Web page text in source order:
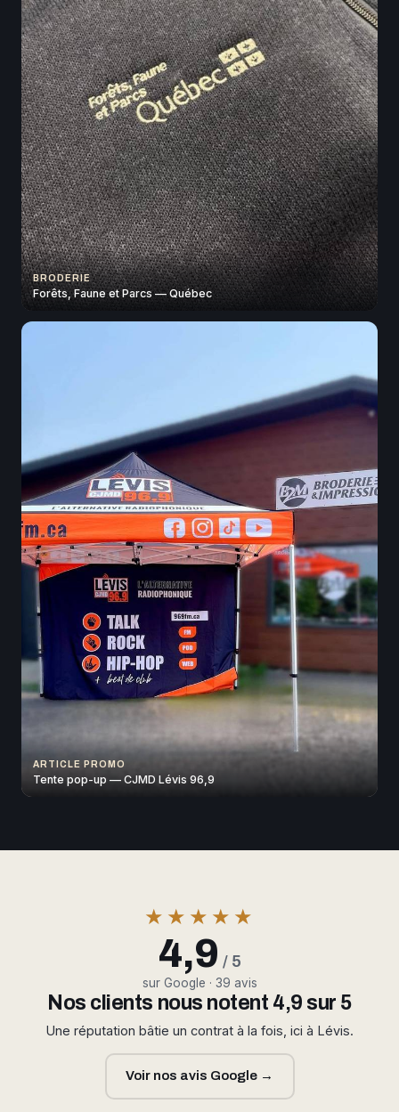
BRODERIE
Forêts, Faune et Parcs — Québec
ARTICLE PROMO
Tente pop-up — CJMD Lévis 96,9
★★★★★
4,9 / 5
sur Google · 39 avis
Nos clients nous notent 4,9 sur 5
Une réputation bâtie un contrat à la fois, ici à Lévis.
Voir nos avis Google →